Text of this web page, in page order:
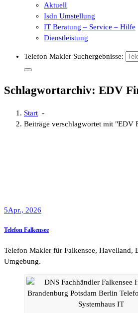
Aktuell
Isdn Umstellung
IT Beratung – Service – Hilfe
Dienstleistung
Telefon Makler Suchergebnisse:
Schlagwortarchiv: EDV
Start -
Beiträge verschlagwortet mit "EDV
5Apr., 2026
Telefon Falkensee
Telefon Makler für Falkensee, Havelland,
Umgebung.